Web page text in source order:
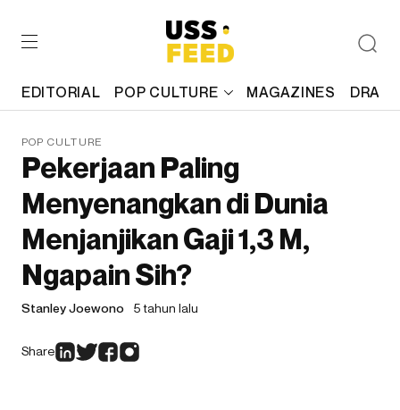
EDITORIAL POP CULTURE MAGAZINES
POP CULTURE
Pekerjaan Paling
Menyenangkan di Dunia
Menjanjikan Gaji 1,3 M,
Ngapain Sih?
Stanley Joewono 5 tahun lalu
Share